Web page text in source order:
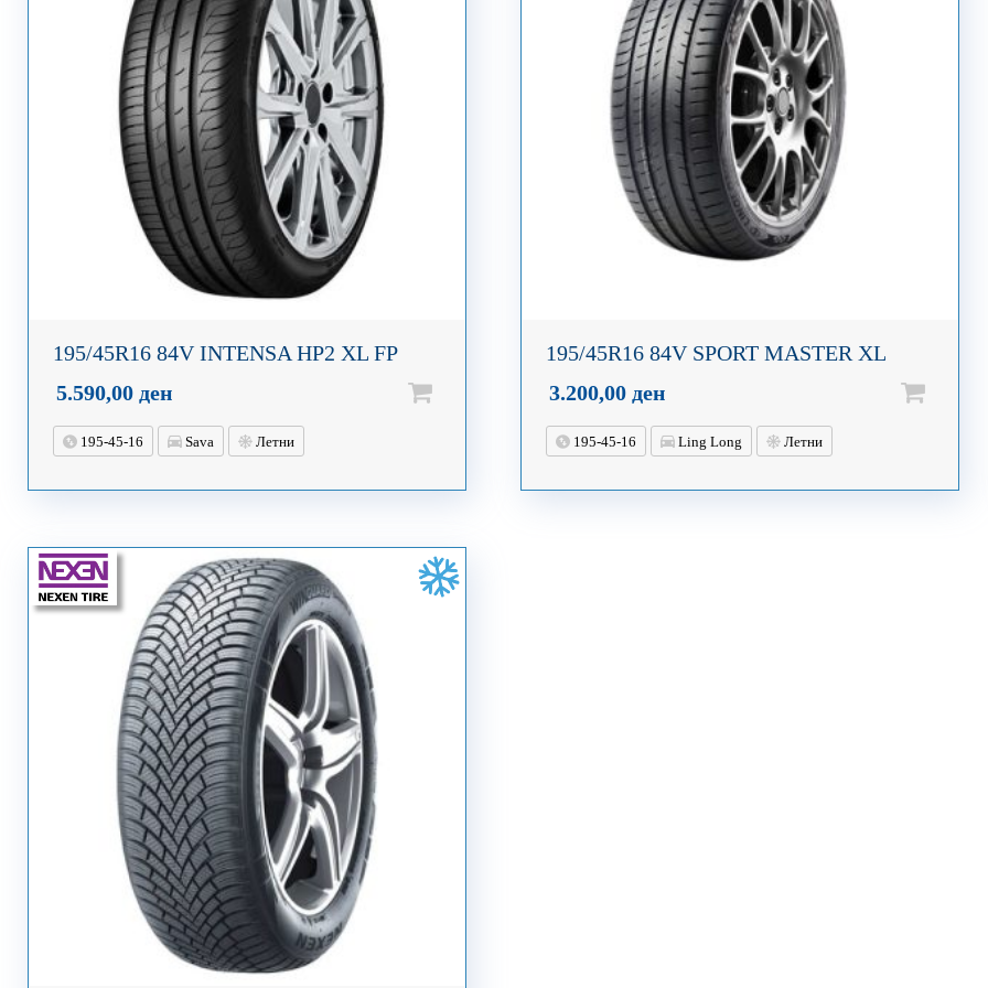
195/45R16 84V INTENSA HP2 XL FP
5.590,00 ден
195-45-16 Sava Летни
195/45R16 84V SPORT MASTER XL
3.200,00 ден
195-45-16 Ling Long Летни